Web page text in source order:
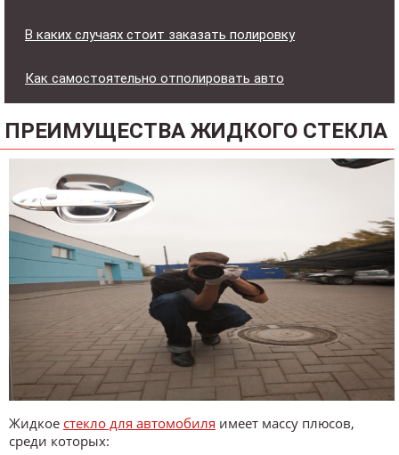
В каких случаях стоит заказать полировку
Как самостоятельно отполировать авто
ПРЕИМУЩЕСТВА ЖИДКОГО СТЕКЛА
Жидкое стекло для автомобиля имеет массу плюсов,
среди которых: